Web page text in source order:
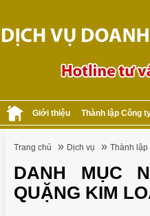
Giới thiệu Thành lập Công
Trang chủ » Dịch vụ » Thành lập
DANH MỤC
QUẶNG KIM